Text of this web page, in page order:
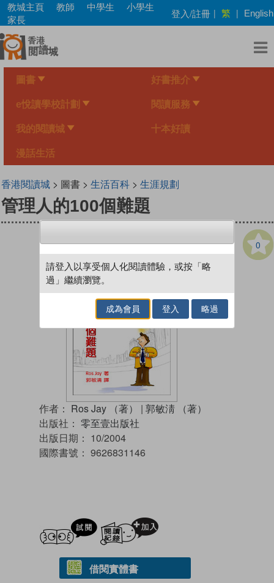
Skip
main
content
教城主頁 教師 中學生
小學生
家長
登入/註冊 | 繁 | English
圖書 好書推介
e悅讀學校計劃 閱讀服務
我的閱讀城 十本好讀
漫話生活
香港閱讀城> 圖書 > 生活百科> 生涯規劃
管理人的100個難題
0
作者： Ros Jay （著） | 郭敏淸 （著）
出版社： 零至壹出版社
出版日期： 10/2004
國際書號： 9626831146
試閲
借閱實體書
請登入以享受個人化閱讀體驗，或按「略
過」繼續瀏覽。
成為會員 登入 略過